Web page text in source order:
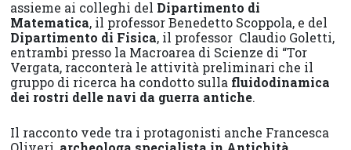
assieme ai colleghi del Dipartimento di
Matematica, il professor Benedetto Scoppola, e del
Dipartimento di Fisica, il professor Claudio Goletti,
entrambi presso la Macroarea di Scienze di “Tor
Vergata, racconterà le attività preliminari che il
gruppo di ricerca ha condotto sulla fluidodinamica
dei rostri delle navi da guerra antiche.
Il racconto vede tra i protagonisti anche Francesca